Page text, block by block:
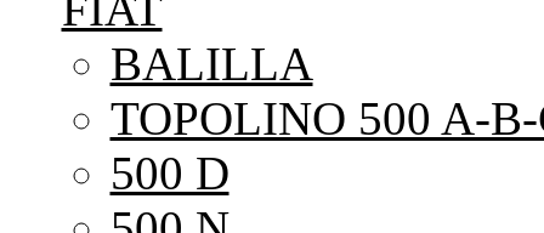
BALILLA
TOPOLINO 500 A-
500 D